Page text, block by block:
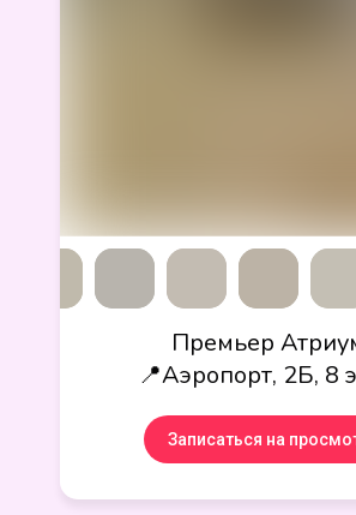
Премьер
📍Аэропорт, 2Б, 8
Записаться на